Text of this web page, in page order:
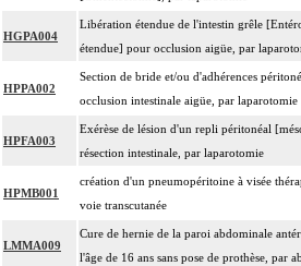
HGPA004
Libération étendue de l'intestin grêle
étendue] pour occlusion aigüe, par
HPPA002
Section de bride et/ou d'adhérences
occlusion intestinale aigüe, par laparotomie
HPFA003
Exérèse de lésion d'un repli péritonéal
résection intestinale, par laparotomie
HPMB001
création d'un pneumopéritoine à visée
voie transcutanée
LMMA009
Cure de hernie de la paroi abdominale
l'âge de 16 ans sans pose de prothèse, par